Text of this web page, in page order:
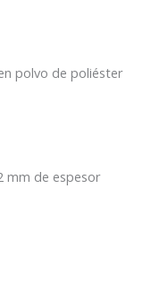
polvo de poliéster
mm de espesor